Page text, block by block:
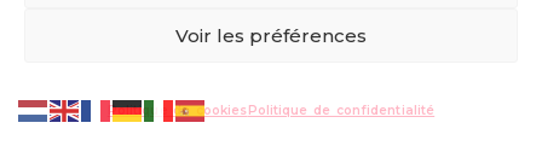
Voir les préférences
Politique de cookiesPolitique de confidentialité
© AIKOP 2026, tous droits réservés.